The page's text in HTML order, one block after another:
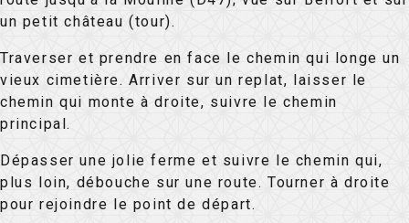
un petit château (tour).
Traverser et prendre en face le chemin qui longe un
vieux cimetière. Arriver sur un replat, laisser le
chemin qui monte à droite, suivre le chemin
principal.
Dépasser une jolie ferme et suivre le chemin qui,
plus loin, débouche sur une route. Tourner à droite
pour rejoindre le point de départ.